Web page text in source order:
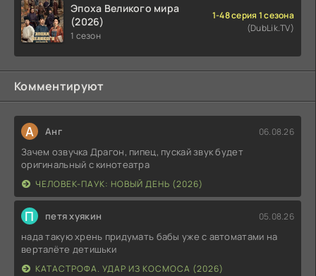
Эпоха Великого мира
(2026)
1 сезон
1-48 серия 1 сезона
(DubLik.TV)
Комментируют
А Анг 06.08.26
Зачем озвучка Драгон, пипец, пускай звук будет
оригинальный с кинотеатра
ЧЕЛОВЕК-ПАУК: НОВЫЙ ДЕНЬ (2026)
П петя хуякин 05.08.26
нада такую хрень придумать бабы уже с автоматами на
верталёте детишьки
КАТАСТРОФА. УДАР ИЗ КОСМОСА (2026)